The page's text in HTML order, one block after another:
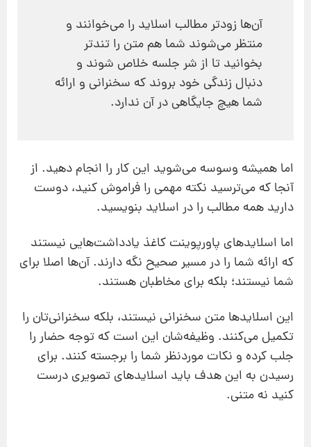
آن‌ها زودتر مطالب اسلاید را می‌خوانند و
منتظر می‌شوند شما هم متن را تندتر
بخوانید تا از شر جلسه خلاص شوند و
دنبال زندگی خود بروند که سخنرانی و ارائه
شما هیچ جایگاهی در آن ندارد.
اما همیشه وسوسه می‌شوید این کار را انجام دهید. از
آنجا که می‌ترسید نکته مهمی را فراموش کنید، دوست
دارید همه مطالب را در اسلاید بنویسید.
اما اسلایدهای پاورپوینت کاغذ یادداشت‌هایی نیستند
که ارائه شما را در مسیر صحیح نگه دارند. آن‌ها اصلا برای
شما نیستند؛ بلکه برای مخاطبان هستند.
این اسلایدها متن سخنرانی نیستند، بلکه سخنرانی‌تان را
تکمیل می‌کنند. وظیفه‌شان این است که توجه حضار را
جلب کرده و نکات موردنظر شما را برجسته کنند. برای
رسیدن به این هدف باید اسلایدهای تصویری درست
کنید نه متنی.